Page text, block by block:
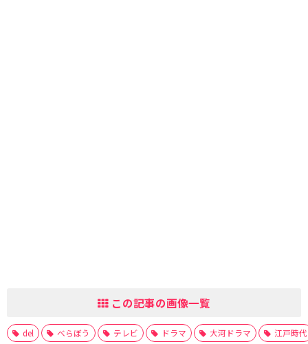
この記事の画像一覧
del べらぼう テレビ ドラマ 大河ドラマ 江戸時代